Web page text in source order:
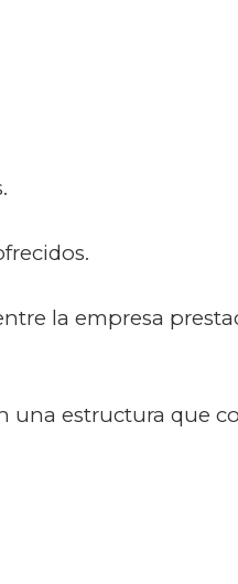
la empresa
una estructura que